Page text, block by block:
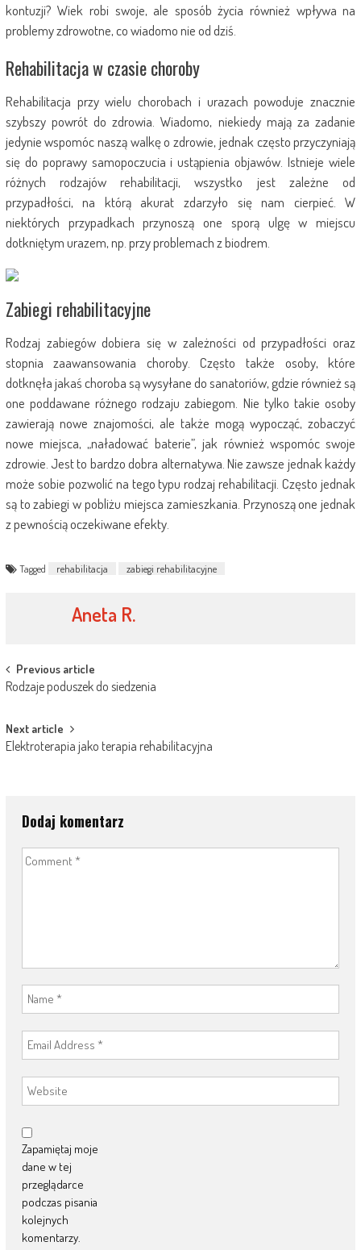
kontuzji? Wiek robi swoje, ale sposób życia również wpływa na
problemy zdrowotne, co wiadomo nie od dziś.
Rehabilitacja w czasie choroby
Rehabilitacja przy wielu chorobach i urazach powoduje znacznie
szybszy powrót do zdrowia. Wiadomo, niekiedy mają za zadanie
jedynie wspomóc naszą walkę o zdrowie, jednak często przyczyniają
się do poprawy samopoczucia i ustąpienia objawów. Istnieje wiele
różnych rodzajów rehabilitacji, wszystko jest zależne od
przypadłości, na którą akurat zdarzyło się nam cierpieć. W
niektórych przypadkach przynoszą one sporą ulgę w miejscu
dotkniętym urazem, np. przy problemach z biodrem.
Zabiegi rehabilitacyjne
Rodzaj zabiegów dobiera się w zależności od przypadłości oraz
stopnia zaawansowania choroby. Często także osoby, które
dotknęła jakaś choroba są wysyłane do sanatoriów, gdzie również są
one poddawane różnego rodzaju zabiegom. Nie tylko takie osoby
zawierają nowe znajomości, ale także mogą wypocząć, zobaczyć
nowe miejsca, „naładować baterie”, jak również wspomóc swoje
zdrowie. Jest to bardzo dobra alternatywa. Nie zawsze jednak każdy
może sobie pozwolić na tego typu rodzaj rehabilitacji. Często jednak
są to zabiegi w pobliżu miejsca zamieszkania. Przynoszą one jednak
z pewnością oczekiwane efekty.
Tagged rehabilitacja zabiegi rehabilitacyjne
Aneta R.
Post
navigation
Previous article
Rodzaje poduszek do siedzenia
Next article
Elektroterapia jako terapia rehabilitacyjna
Dodaj komentarz
Zapamiętaj moje
dane w tej
przeglądarce
podczas pisania
kolejnych
komentarzy.